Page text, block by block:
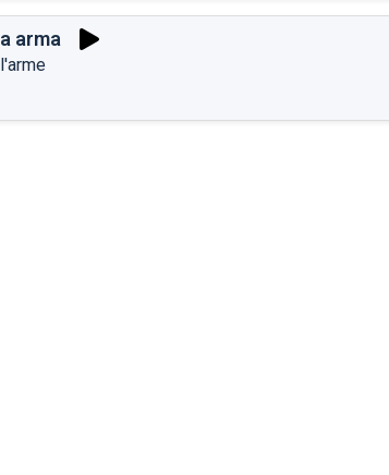
a arma
l'arme